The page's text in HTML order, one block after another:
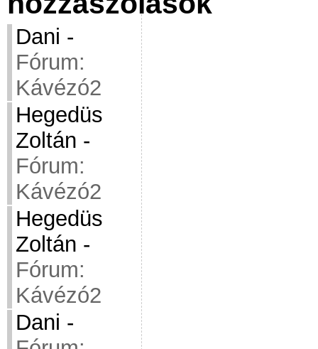
Dani -
Fórum:
Kávézó2
Hegedüs
Zoltán -
Fórum:
Kávézó2
Hegedüs
Zoltán -
Fórum:
Kávézó2
Dani -